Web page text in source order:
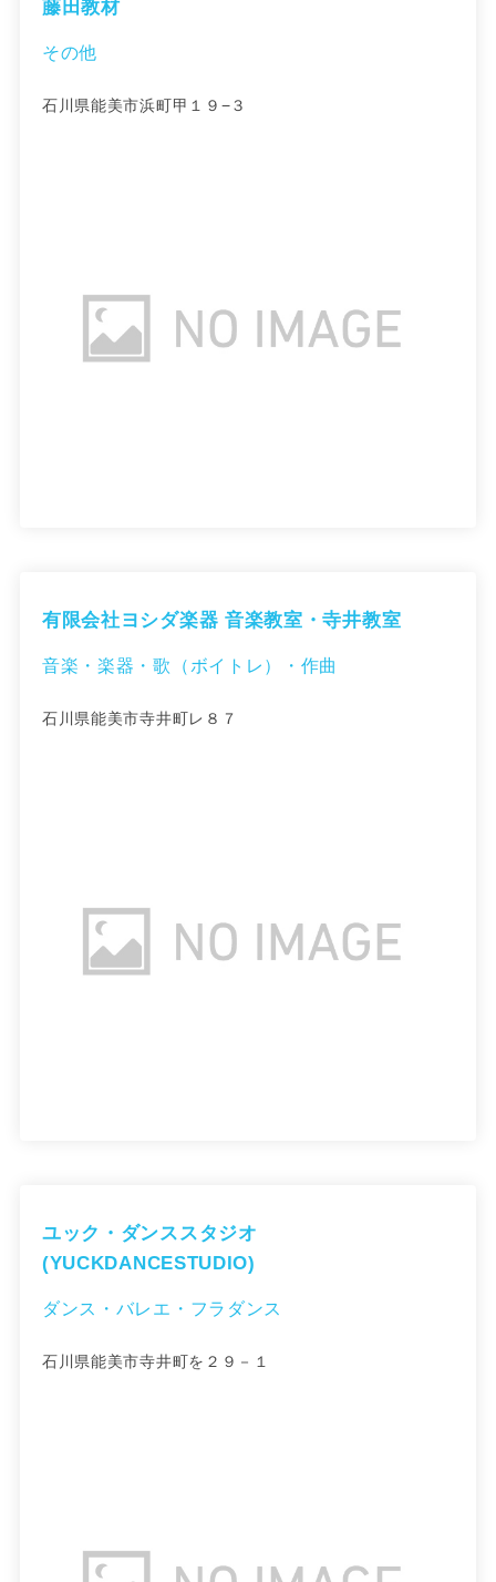
藤田教材
その他
石川県能美市浜町甲１９−３
有限会社ヨシダ楽器 音楽教室・寺井教室
音楽・楽器・歌（ボイトレ）・作曲
石川県能美市寺井町レ８７
ユック・ダンススタジオ
(YUCKDANCESTUDIO)
ダンス・バレエ・フラダンス
石川県能美市寺井町を２９－１